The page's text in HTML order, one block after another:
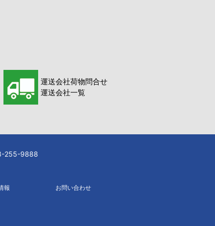
運送会社荷物問合せ
運送会社一覧
255-9888
報 お問い合わせ